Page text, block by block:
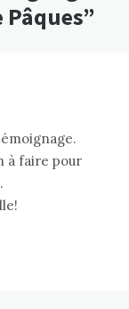
à faire pour